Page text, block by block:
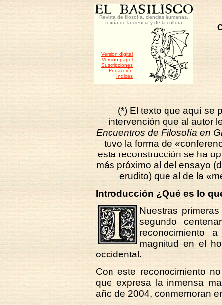
Revista de filosofía, ciencias humanas,
teoría de la ciencia y de la cultura
Versión digital
Versión papel
Suscripciones
Redacción
Índices
(*) El texto que aquí se
intervención que al autor
Encuentros de Filosofía en
tuvo la forma de
esta reconstrucción se ha
más próximo al del ensayo
erudito) que al de la
Introducción ¿Qué es lo
Nuestras
segundo
reconocimiento
magnitud en el
occidental.
Con este reconocimiento
que expresa la inmensa
año de 2004, conmemoran